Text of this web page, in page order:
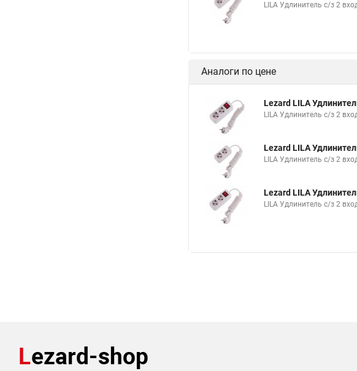
LILA Удлинитель с/з 2
Аналоги по цене
Lezard LILA
LILA Удлинитель с/з 2
Lezard LILA
LILA Удлинитель с/з 2
Lezard LILA
LILA Удлинитель с/з 2